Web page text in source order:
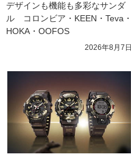
デザインも機能も多彩なサンダ
ル　コロンビア・KEEN・Teva・
HOKA・OOFOS
2026年8月7日